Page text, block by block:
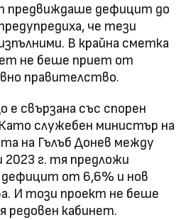
предвиждаше дефицит до
че тези
В крайна сметка
не беше приет от
правителство.
е свързана със спорен
служебен министър на
на Гълъб Донев между
2023 г. тя предложи
от 6,6% и нов
И този проект не беше
редовен кабинет.